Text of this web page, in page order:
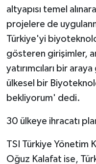
altyapısı temel
projelere de
Türkiye'yi
gösteren girişimler,
yatırımcıları bir
ülkesel bir
bekliyorum' dedi.
30 ülkeye ihracatı
TSI Türkiye Yönetim
Oğuz Kalafat ise,